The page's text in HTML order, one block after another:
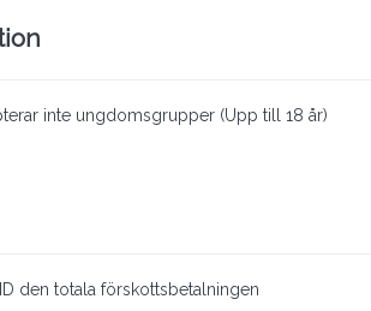
inte ungdomsgrupper (Upp till 18 år)
den totala förskottsbetalningen